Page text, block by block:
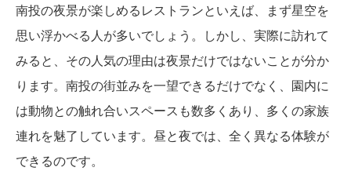
南投の夜景が楽しめるレストランといえば、まず星空を
思い浮かべる人が多いでしょう。しかし、実際に訪れて
みると、その人気の理由は夜景だけではないことが分か
ります。南投の街並みを一望できるだけでなく、園内に
は動物との触れ合いスペースも数多くあり、多くの家族
連れを魅了しています。昼と夜では、全く異なる体験が
できるのです。